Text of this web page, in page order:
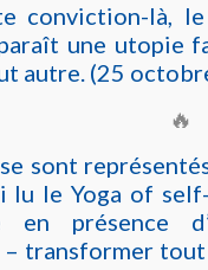
conviction-là,
une utopie
autre. (25
🔥
sont
lu le Yoga of
en présence
transformer tout